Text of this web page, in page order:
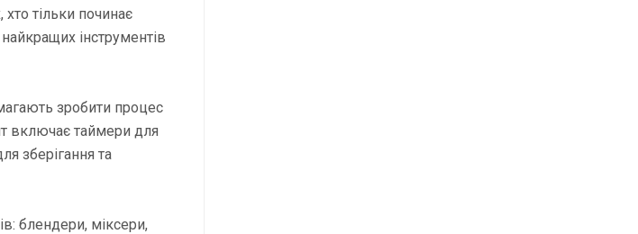
хто тільки починає
інструментів
зробити процес
включає таймери для
зберігання та
блендери, міксери,